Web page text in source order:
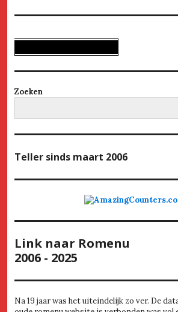
Zoeken
Teller sinds maart 2006
Link naar Romenu
2006 - 2025
Na 19 jaar was het uiteindelijk zo ver. De